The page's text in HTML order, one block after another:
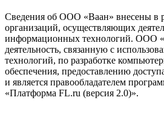
Сведения об ООО «Ваан» внесены в
организаций, осуществляющих
информационных технологий. ООО
деятельность, связанную с
технологий, по разработке
обеспечения, предоставлению
и является правообладателем
«Платформа FL.ru (версия 2.0)».